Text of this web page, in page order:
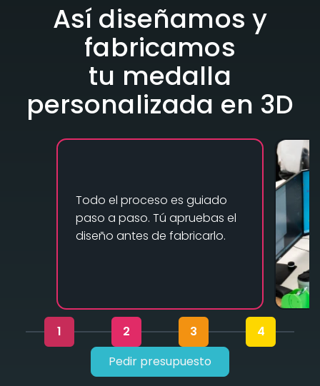
Así diseñamos y
fabricamos
tu medalla
personalizada en 3D
Todo el proceso es guiado
paso a paso. Tú apruebas el
diseño antes de fabricarlo.
1 2 3
4
Pedir presupuesto